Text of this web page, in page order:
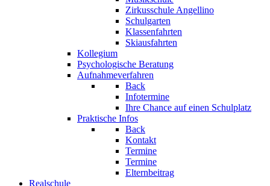
Zirkusschule Angellino
Schulgarten
Klassenfahrten
Skiausfahrten
Kollegium
Psychologische Beratung
Aufnahmeverfahren
Back
Infotermine
Ihre Chance auf einen Schulplatz
Praktische Infos
Back
Kontakt
Termine
Termine
Elternbeitrag
Realschule